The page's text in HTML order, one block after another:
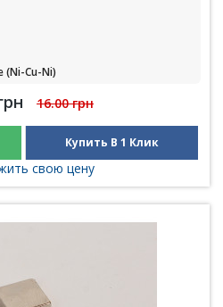
(Ni-Cu-Ni)
16.00 грн
Купить В 1 Клик
свою цену